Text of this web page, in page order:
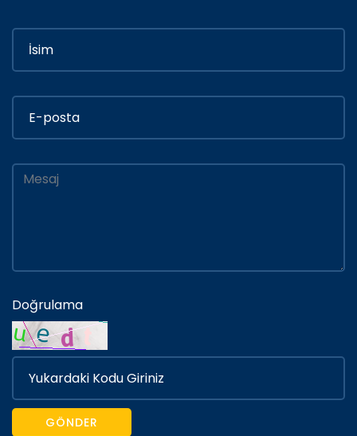
Doğrulama
GÖNDER